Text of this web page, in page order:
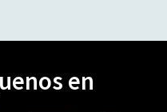
en